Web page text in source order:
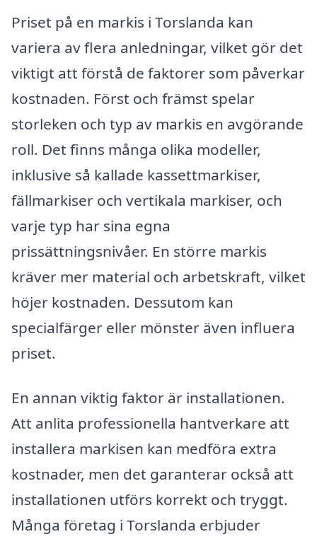
Priset på en markis i Torslanda kan
variera av flera anledningar, vilket gör det
viktigt att förstå de faktorer som påverkar
kostnaden. Först och främst spelar
storleken och typ av markis en avgörande
roll. Det finns många olika modeller,
inklusive så kallade kassettmarkiser,
fällmarkiser och vertikala markiser, och
varje typ har sina egna
prissättningsnivåer. En större markis
kräver mer material och arbetskraft, vilket
höjer kostnaden. Dessutom kan
specialfärger eller mönster även influera
priset.
En annan viktig faktor är installationen.
Att anlita professionella hantverkare att
installera markisen kan medföra extra
kostnader, men det garanterar också att
installationen utförs korrekt och tryggt.
Många företag i Torslanda erbjuder